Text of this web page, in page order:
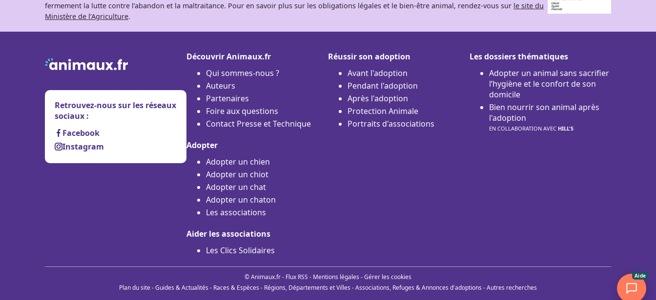
fermement la lutte contre l’abandon et la maltraitance. Pour en savoir plus sur les obligations légales et le bien-être animal, rendez-vous sur le site du
Ministère de l’Agriculture.
Retrouvez-nous sur les réseaux
sociaux :
Facebook
Instagram
Découvrir Animaux.fr
Qui sommes-nous ?
Auteurs
Partenaires
Foire aux questions
Contact Presse et Technique
Adopter
Adopter un chien
Adopter un chiot
Adopter un chat
Adopter un chaton
Les associations
Aider les associations
Les Clics Solidaires
Réussir son adoption
Avant l'adoption
Pendant l'adoption
Après l'adoption
Protection Animale
Portraits d'associations
Les dossiers thématiques
Adopter un animal sans sacrifier
l’hygiène et le confort de son
domicile
Bien nourrir son animal après
l'adoption
EN COLLABORATION AVEC HILL'S
© Animaux.fr - Flux RSS - Mentions légales -Gérer les cookies
Plan du site-Guides & Actualités - Races & Espèces - Régions, Départements et Villes -Associations, Refuges & Annonces d'adoptions -Autres recherches
Aide